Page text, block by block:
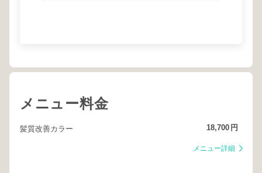
メニュー料金
髪質改善カラー 18,700 円
メニュー詳細